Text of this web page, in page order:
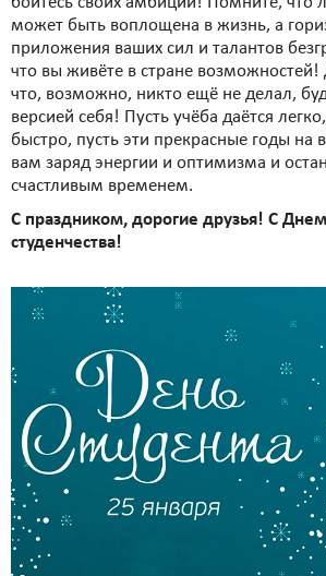
может быть воплощена в жизнь, а
приложения ваших сил и талантов
что вы живёте в стране возможностей!
что, возможно, никто ещё не делал,
версией себя! Пусть учёба даётся
быстро, пусть эти прекрасные годы на
вам заряд энергии и оптимизма и
счастливым временем.
С праздником, дорогие друзья! С Днем
студенчества!